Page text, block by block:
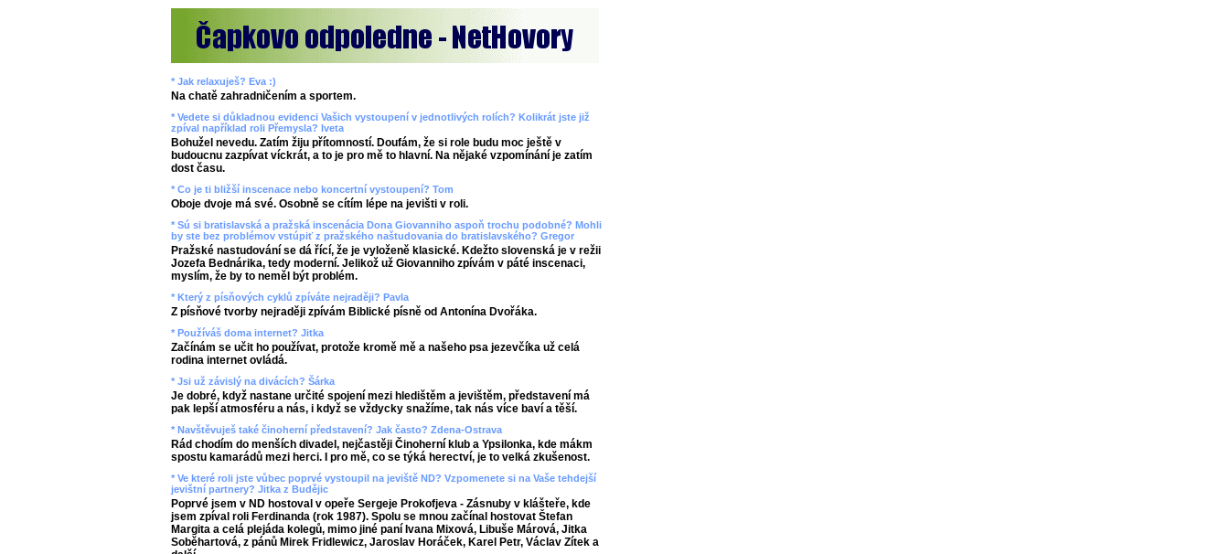
* Jak relaxuješ? Eva :)
Na chatě zahradničením a sportem.
* Vedete si důkladnou evidenci Vašich vystoupení v jednotlivých rolích? Kolikrát jste již
zpíval například roli Přemysla? Iveta
Bohužel nevedu. Zatím žiju přítomností. Doufám, že si role budu moc ještě v
budoucnu zazpívat víckrát, a to je pro mě to hlavní. Na nějaké vzpomínání je zatím
dost času.
* Co je ti bližší inscenace nebo koncertní vystoupení? Tom
Oboje dvoje má své. Osobně se cítím lépe na jevišti v roli.
* Sú si bratislavská a pražská inscenácia Dona Giovanniho aspoň trochu podobné? Mohli
by ste bez problémov vstúpiť z pražského naštudovania do bratislavského? Gregor
Pražské nastudování se dá řící, že je vyloženě klasické. Kdežto slovenská je v režii
Jozefa Bednárika, tedy moderní. Jelikož už Giovanniho zpívám v páté inscenaci,
myslím, že by to neměl být problém.
* Který z písňových cyklů zpíváte nejraději? Pavla
Z písňové tvorby nejraději zpívám Biblické písně od Antonína Dvořáka.
* Používáš doma internet? Jitka
Začínám se učit ho používat, protože kromě mě a našeho psa jezevčíka už celá
rodina internet ovládá.
* Jsi už závislý na divácích? Šárka
Je dobré, když nastane určité spojení mezi hledištěm a jevištěm, představení má
pak lepší atmosféru a nás, i když se vždycky snažíme, tak nás více baví a těší.
* Navštěvuješ také činoherní představení? Jak často? Zdena-Ostrava
Rád chodím do menších divadel, nejčastěji Činoherní klub a Ypsilonka, kde mákm
spostu kamarádů mezi herci. I pro mě, co se týká herectví, je to velká zkušenost.
* Ve které roli jste vůbec poprvé vystoupil na jeviště ND? Vzpomenete si na Vaše tehdejší
jevištní partnery? Jitka z Budějic
Poprvé jsem v ND hostoval v opeře Sergeje Prokofjeva - Zásnuby v klášteře, kde
jsem zpíval roli Ferdinanda (rok 1987). Spolu se mnou začínal hostovat Štefan
Margita a celá plejáda kolegů, mimo jiné paní Ivana Mixová, Libuše Márová, Jitka
Soběhartová, z pánů Mirek Fridlewicz, Jaroslav Horáček, Karel Petr, Václav Zítek a